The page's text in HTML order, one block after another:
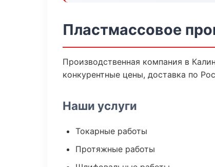
Пластмассовое
Производственная компания в
конкурентные цены, доставка по
Наши услуги
Токарные работы
Протяжные работы